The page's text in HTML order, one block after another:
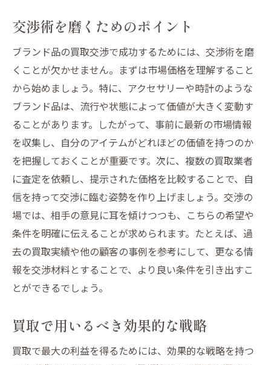
ブランド品を高く売るための交渉術とコツ
交渉を成功に導く心構え
価格交渉で主張すべきポイント
プロが実践する効果的な交渉術
交渉でよくある失敗を防ぐ方法
タイミングを見極めた交渉戦略
交渉後のフォローアップ方法
岩沼市南長谷での買取体験談と成功事例の紹介
成功事例から学ぶ買取のポイント
体験談に基づく買取の実態とは
失敗談から得られる教訓
売却までのプロセスを振り返る
体験者が語る最も役立ったアドバイス
実際の取引での満足ポイント
意点
注意すべき契約内容の確認事項
交渉術を磨くためのポイント
ブランド品の買取交渉で成功するためには、交渉術を磨
くことが欠かせません。まずは市場価格を理解すること
から始めましょう。特に、アクセサリーや時計のような
ブランド品は、流行や状態によって価値が大きく変動す
ることがあります。したがって、事前に最新の市場情報
を収集し、自分のアイテムがどれほどの価値を持つのか
を把握しておくことが重要です。次に、複数の買取業者
に査定を依頼し、提示された価格を比較することで、自
信を持って交渉に臨む姿勢を作り上げましょう。交渉の
場では、相手の意見に耳を傾けつつも、こちらの希望や
条件を明確に伝えることが求められます。たとえば、過
去の買取実績や他の顧客の事例を参考にして、更なる情
報を交渉材料とすることで、より良い条件を引き出すこ
とができるでしょう。
買取で用いるべき効果的な戦略
買取で最大の利益を得るためには、効果的な戦略を持つ